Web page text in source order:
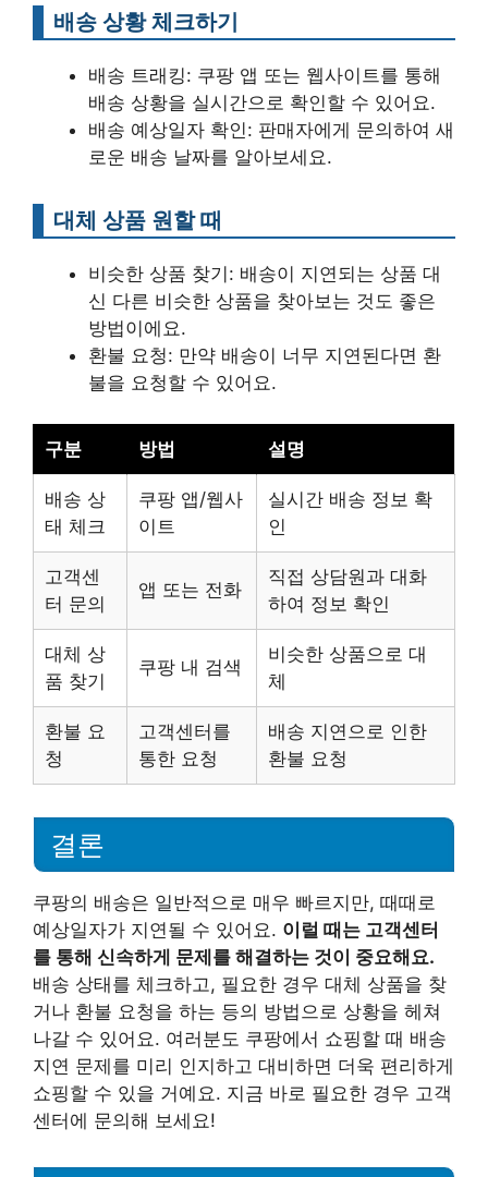
배송 상황 체크하기
배송 트래킹: 쿠팡 앱 또는 웹사이트를 통해
배송 상황을 실시간으로 확인할 수 있어요.
배송 예상일자 확인: 판매자에게 문의하여 새
로운 배송 날짜를 알아보세요.
대체 상품 원할 때
비슷한 상품 찾기: 배송이 지연되는 상품 대
신 다른 비슷한 상품을 찾아보는 것도 좋은
방법이에요.
환불 요청: 만약 배송이 너무 지연된다면 환
불을 요청할 수 있어요.
구분 방법 설명
배송 상
태 체크
쿠팡 앱/웹사
이트
실시간 배송 정보 확
인
고객센
터 문의
앱 또는 전화
직접 상담원과 대화
하여 정보 확인
대체 상
품 찾기
쿠팡 내 검색
비슷한 상품으로 대
체
환불 요
청
고객센터를
통한 요청
배송 지연으로 인한
환불 요청
결론
쿠팡의 배송은 일반적으로 매우 빠르지만, 때때로
예상일자가 지연될 수 있어요. 이럴 때는 고객센터
를 통해 신속하게 문제를 해결하는 것이 중요해요.
배송 상태를 체크하고, 필요한 경우 대체 상품을 찾
거나 환불 요청을 하는 등의 방법으로 상황을 헤쳐
나갈 수 있어요. 여러분도 쿠팡에서 쇼핑할 때 배송
지연 문제를 미리 인지하고 대비하면 더욱 편리하게
쇼핑할 수 있을 거예요. 지금 바로 필요한 경우 고객
센터에 문의해 보세요!